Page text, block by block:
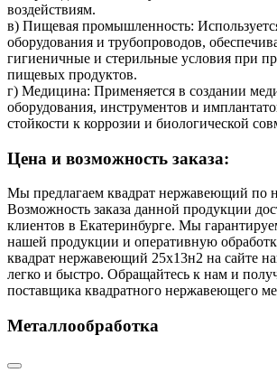
воздействиям.
в) Пищевая промышленность:
оборудования и трубопроводов,
гигиеничные и стерильные условия при
пищевых продуктов.
г) Медицина: Применяется в создании
оборудования, инструментов и
стойкости к коррозии и биологической
Цена и возможность заказа:
Мы предлагаем квадрат нержавеющий по
Возможность заказа данной продукции
клиентов в Екатеринбурге. Мы
нашей продукции и оперативную
квадрат нержавеющий 25х13н2 на сайте
легко и быстро. Обращайтесь к нам и
поставщика квадратного нержавеющего
Металлообработка